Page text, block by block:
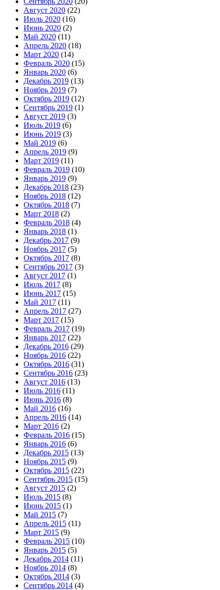
Август 2020 (22)
Июль 2020 (16)
Июнь 2020 (2)
Май 2020 (11)
Апрель 2020 (18)
Март 2020 (14)
Февраль 2020 (15)
Январь 2020 (6)
Декабрь 2019 (13)
Ноябрь 2019 (7)
Октябрь 2019 (12)
Сентябрь 2019 (1)
Август 2019 (3)
Июль 2019 (6)
Июнь 2019 (3)
Май 2019 (6)
Апрель 2019 (9)
Март 2019 (11)
Февраль 2019 (10)
Январь 2019 (9)
Декабрь 2018 (23)
Ноябрь 2018 (12)
Октябрь 2018 (7)
Март 2018 (2)
Февраль 2018 (4)
Январь 2018 (1)
Декабрь 2017 (9)
Ноябрь 2017 (5)
Октябрь 2017 (8)
Сентябрь 2017 (3)
Август 2017 (1)
Июль 2017 (8)
Июнь 2017 (15)
Май 2017 (11)
Апрель 2017 (27)
Март 2017 (15)
Февраль 2017 (19)
Январь 2017 (22)
Декабрь 2016 (29)
Ноябрь 2016 (22)
Октябрь 2016 (31)
Сентябрь 2016 (23)
Август 2016 (13)
Июль 2016 (11)
Июнь 2016 (8)
Май 2016 (16)
Апрель 2016 (14)
Март 2016 (2)
Февраль 2016 (15)
Январь 2016 (6)
Декабрь 2015 (13)
Ноябрь 2015 (9)
Октябрь 2015 (22)
Сентябрь 2015 (15)
Август 2015 (2)
Июль 2015 (8)
Июнь 2015 (1)
Май 2015 (7)
Апрель 2015 (11)
Март 2015 (9)
Февраль 2015 (10)
Январь 2015 (5)
Декабрь 2014 (11)
Ноябрь 2014 (8)
Октябрь 2014 (3)
Сентябрь 2014 (4)